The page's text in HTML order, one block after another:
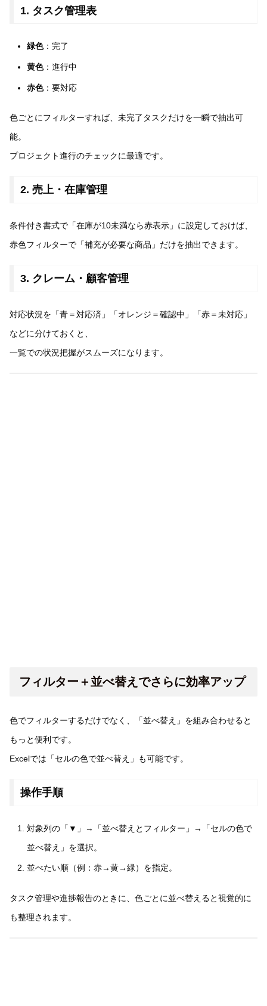
1. タスク管理表
緑色：完了
黄色：進行中
赤色：要対応
色ごとにフィルターすれば、未完了タスクだけを一瞬で抽出可
能。
プロジェクト進行のチェックに最適です。
2. 売上・在庫管理
条件付き書式で「在庫が10未満なら赤表示」に設定しておけば、
赤色フィルターで「補充が必要な商品」だけを抽出できます。
3. クレーム・顧客管理
対応状況を「青＝対応済」「オレンジ＝確認中」「赤＝未対応」
などに分けておくと、
一覧での状況把握がスムーズになります。
フィルター＋並べ替えでさらに効率アップ
色でフィルターするだけでなく、「並べ替え」を組み合わせると
もっと便利です。
Excelでは「セルの色で並べ替え」も可能です。
操作手順
対象列の「▼」→「並べ替えとフィルター」→「セルの色で
並べ替え」を選択。
並べたい順（例：赤→黄→緑）を指定。
タスク管理や進捗報告のときに、色ごとに並べ替えると視覚的に
も整理されます。